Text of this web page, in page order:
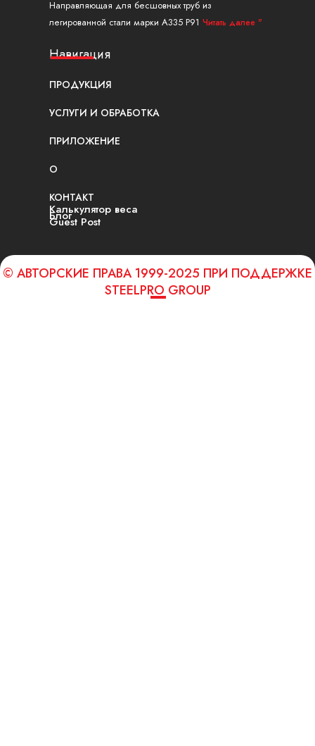
Направляющая для бесшовных труб из
легированной стали марки A335 P91 Читать далее "
Навигация
ПРОДУКЦИЯ
УСЛУГИ И ОБРАБОТКА
ПРИЛОЖЕНИЕ
О
КОНТАКТ
Калькулятор веса
Блог
Guest Post
© АВТОРСКИЕ ПРАВА 1999-2025 ПРИ ПОДДЕРЖКЕ
STEELPRO GROUP